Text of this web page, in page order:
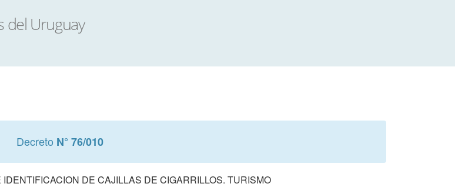
Decreto N° 76/010
DE CAJILLAS DE CIGARRILLOS. TURISMO